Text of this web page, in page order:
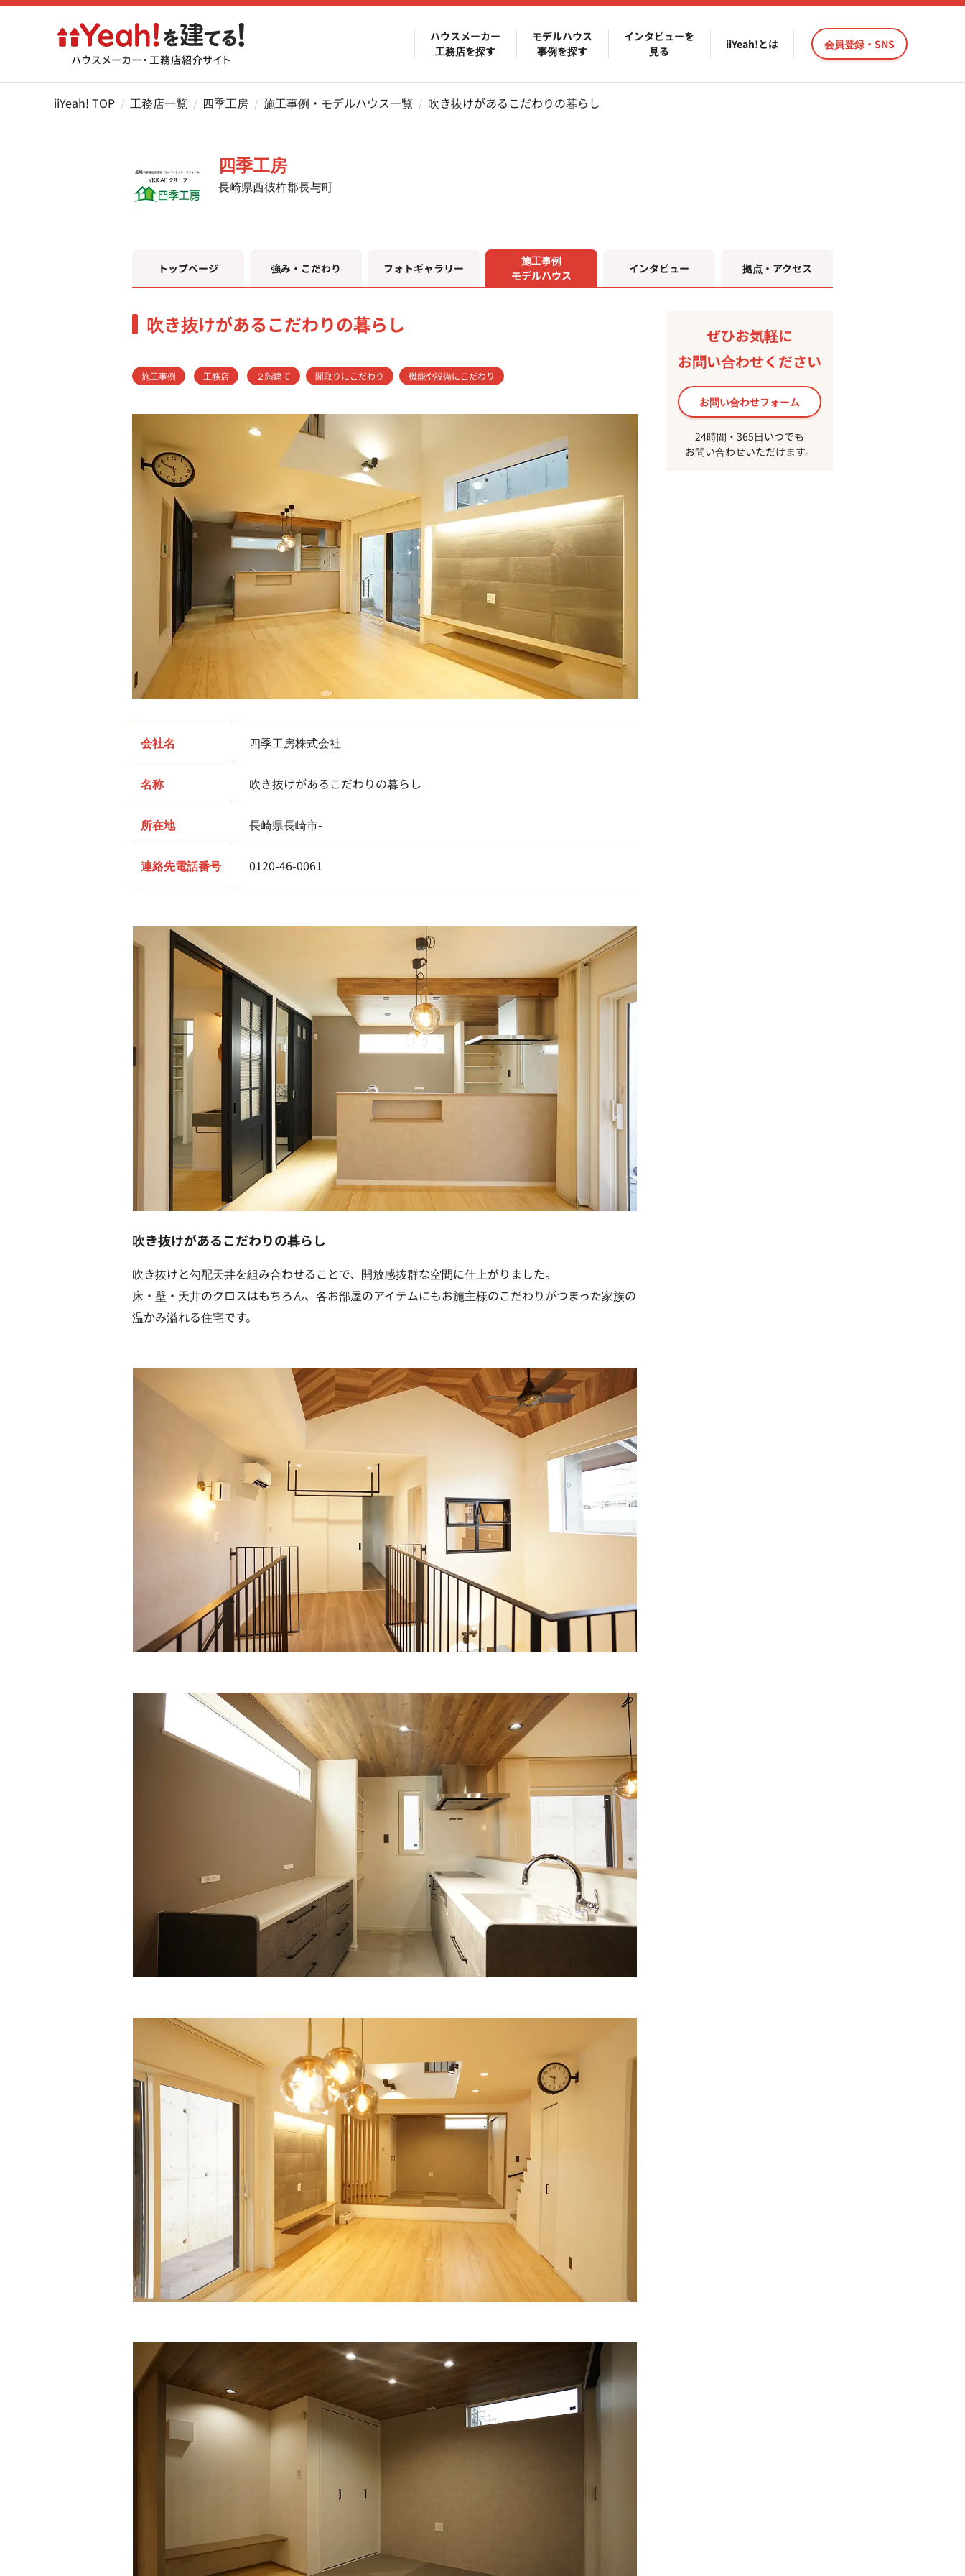
ハウスメーカー
工務店を探す
モデルハウス
事例を探す
インタビューを
見る
iiYeah!とは 会員登録・SNS
iiYeah! TOP 工務店一覧 四季工房 施工事例・モデルハウス一覧 吹き抜けがあるこだわりの暮らし
四季工房
長崎県西彼杵郡長与町
トップページ 強み・こだわり フォトギャラリー
施工事例
モデルハウス
インタビュー 拠点・アクセス
吹き抜けがあるこだわりの暮らし
施工事例 工務店 ２階建て 間取りにこだわり 機能や設備にこだわり
会社名 四季工房株式会社
名称 吹き抜けがあるこだわりの暮らし
所在地 長崎県長崎市-
連絡先電話番号 0120-46-0061
吹き抜けがあるこだわりの暮らし
吹き抜けと勾配天井を組み合わせることで、開放感抜群な空間に仕上がりました。
床・壁・天井のクロスはもちろん、各お部屋のアイテムにもお施主様のこだわりがつまった家族の
温かみ溢れる住宅です。
ぜひお気軽に
お問い合わせください
お問い合わせフォーム
24時間・365日いつでも
お問い合わせいただけます。